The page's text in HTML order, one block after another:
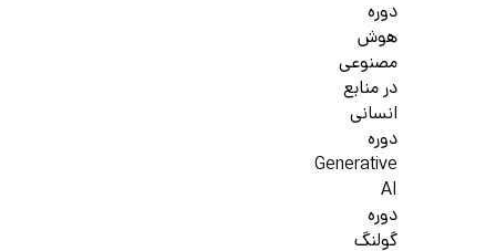
دوره
هوش
مصنوعی
در منابع
انسانی
دوره
Generative
AI
دوره
گولنگ